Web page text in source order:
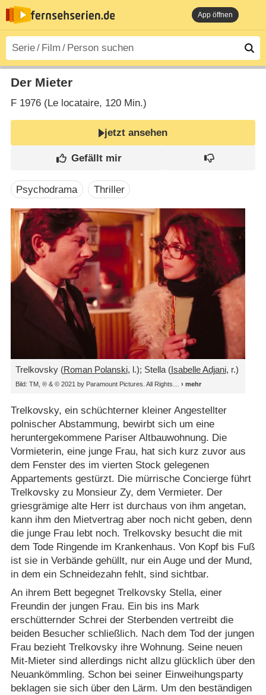
App öffnen
Der Mieter
F1976 (Le locataire‎, 120 Min.)
jetzt ansehen
Psychodrama Thriller
Trelkovsky (Roman Polanski, l.); Stella (Isabelle Adjani, r.)
Bild: TM, ® & © 2021 by Paramount Pictures. All Rights
Trelkovsky, ein schüchterner kleiner Angestellter
polnischer Abstammung, bewirbt sich um eine
heruntergekommene Pariser Altbauwohnung. Die
Vormieterin, eine junge Frau, hat sich kurz zuvor aus
dem Fenster des im vierten Stock gelegenen
Appartements gestürzt. Die mürrische Concierge führt
Trelkovsky zu Monsieur Zy, dem Vermieter. Der
griesgrämige alte Herr ist durchaus von ihm angetan,
kann ihm den Mietvertrag aber noch nicht geben, denn
die junge Frau lebt noch. Trelkovsky besucht die mit
dem Tode Ringende im Krankenhaus. Von Kopf bis Fuß
ist sie in Verbände gehüllt, nur ein Auge und der Mund,
in dem ein Schneidezahn fehlt, sind sichtbar.
An ihrem Bett begegnet Trelkovsky Stella, einer
Freundin der jungen Frau. Ein bis ins Mark
erschütternder Schrei der Sterbenden vertreibt die
beiden Besucher schließlich. Nach dem Tod der jungen
Frau bezieht Trelkovsky ihre Wohnung. Seine neuen
Mit-Mieter sind allerdings nicht allzu glücklich über den
Neuankömmling. Schon bei seiner Einweihungsparty
beklagen sie sich über den Lärm. Um den beständigen